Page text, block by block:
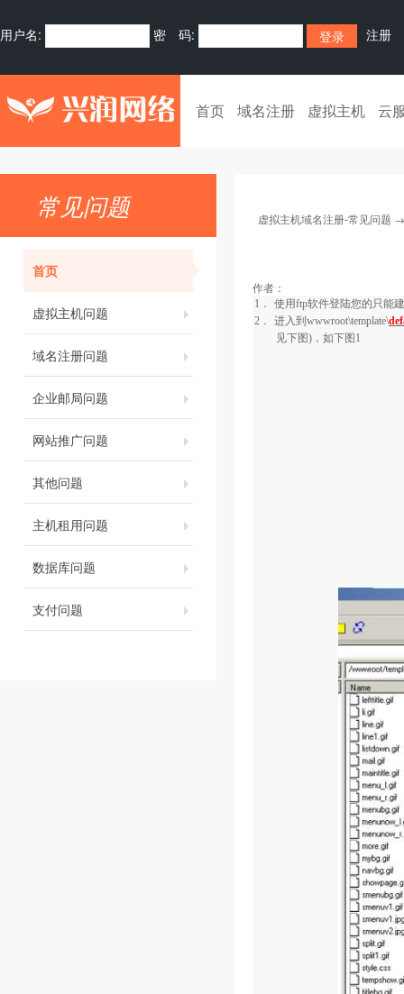
用户名: 密 码: 注册
首页 域名注册 虚拟主机 云
常见问题
首页
虚拟主机问题
域名注册问题
企业邮局问题
网站推广问题
其他问题
主机租用问题
数据库问题
支付问题
虚拟主机域名注册-常见问题
作者：
1． 使用ftp软件登陆您的只能
2．
进入到 wwwroot\template\
见下图)，如下图 1